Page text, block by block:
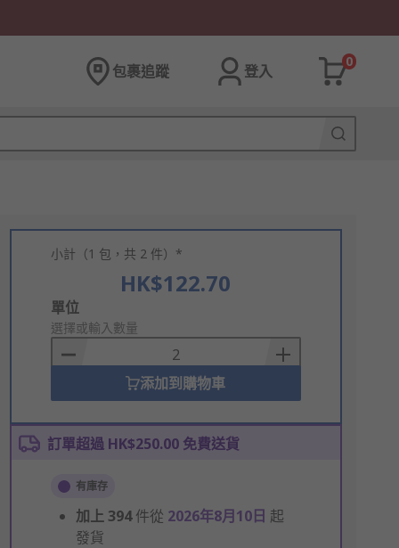
包裹追蹤 登入
0
小計（1 包，共 2 件）*
HK$122.70
Add
to
Basket
單位
選擇或輸入數量
添加到購物車
訂單超過 HK$250.00 免費送貨
有庫存
加上394件從 2026年8月10日 起
發貨